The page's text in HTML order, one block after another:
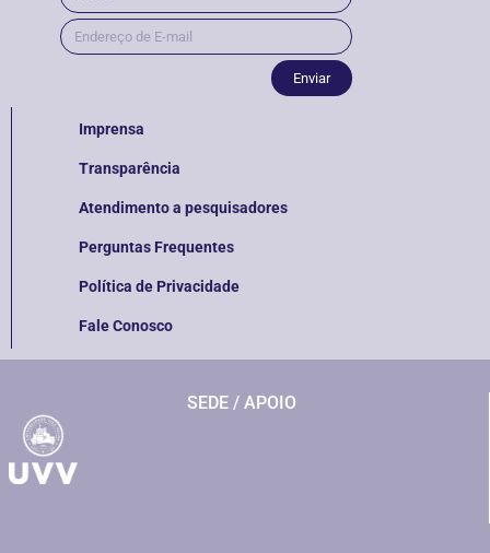
Enviar
Imprensa
Transparência
Atendimento a pesquisadores
Perguntas Frequentes
Política de Privacidade
Fale Conosco
SEDE / APOIO